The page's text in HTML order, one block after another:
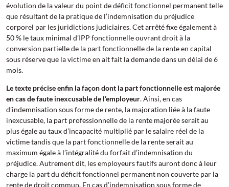
évolution de la valeur du point de déficit fonctionnel permanent telle
que résultant de la pratique de l’indemnisation du préjudice
corporel par les juridictions judiciaires. Cet arrêté fixe également à
50 % le taux minimal d’IPP fonctionnelle ouvrant droit à la
conversion partielle de la part fonctionnelle de la rente en capital
sous réserve que la victime en ait fait la demande dans un délai de 6
mois.
Le texte précise enfin la façon dont la part fonctionnelle est majorée
en cas de faute inexcusable de l’employeur. Ainsi, en cas
d’indemnisation sous forme de rente, la majoration liée à la faute
inexcusable, la part professionnelle de la rente majorée serait au
plus égale au taux d’incapacité multiplié par le salaire réel de la
victime tandis que la part fonctionnelle de la rente serait au
maximum égale à l’intégralité du forfait d’indemnisation du
préjudice. Autrement dit, les employeurs fautifs auront donc à leur
charge la part du déficit fonctionnel permanent non couverte par la
rente de droit commun. En cas d’indemnisation sous forme de